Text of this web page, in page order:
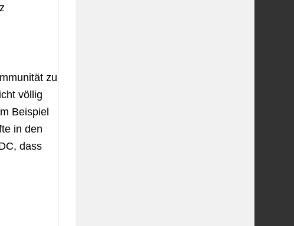
zu
völlig
Beispiel
in den
dass